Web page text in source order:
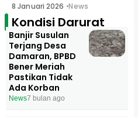
8 Januari 2026 News
Kondisi Darurat
Banjir Susulan
Terjang Desa
Damaran, BPBD
Bener Meriah
Pastikan Tidak
Ada Korban
News7 bulan ago